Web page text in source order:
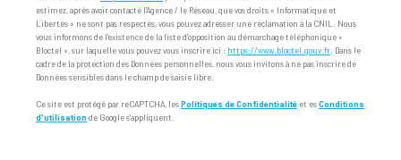
estimez, après avoir contacté l'Agence / le Réseau, que vos droits « Informatique et
Libertés » ne sont pas respectés, vous pouvez adresser une réclamation à la CNIL. Nous
vous informons de l’existence de la liste d'opposition au démarchage téléphonique «
Bloctel », sur laquelle vous pouvez vous inscrire ici : https://www.bloctel.gouv.fr . Dans le
cadre de la protection des Données personnelles, nous vous invitons à ne pas inscrire de
Données sensibles dans le champ de saisie libre.
Ce site est protégé par reCAPTCHA, lesPolitiques de Confidentialité et esConditions
d'utilisation de Google s'appliquent.